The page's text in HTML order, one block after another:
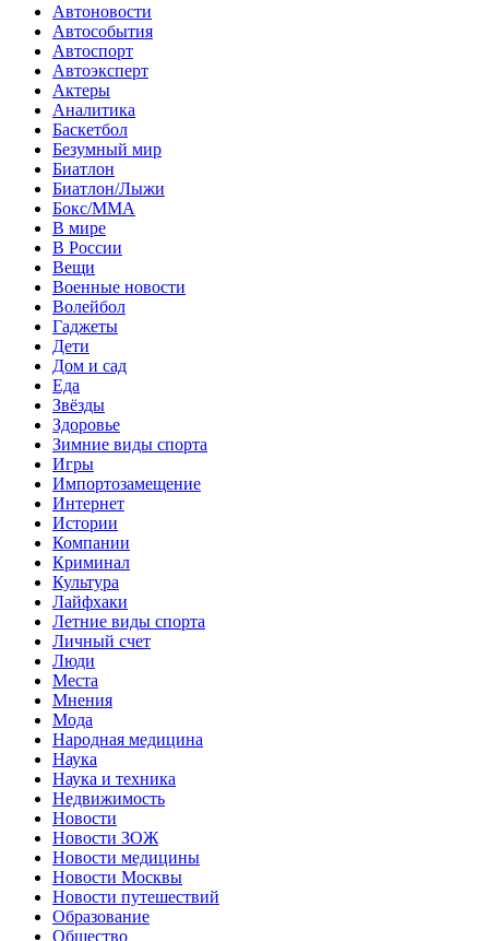
Автоновости
Автособытия
Автоспорт
Автоэксперт
Актеры
Аналитика
Баскетбол
Безумный мир
Биатлон
Биатлон/Лыжи
Бокс/MMA
В мире
В России
Вещи
Военные новости
Волейбол
Гаджеты
Дети
Дом и сад
Еда
Звёзды
Здоровье
Зимние виды спорта
Игры
Импортозамещение
Интернет
Истории
Компании
Криминал
Культура
Лайфхаки
Летние виды спорта
Личный счет
Люди
Места
Мнения
Мода
Народная медицина
Наука
Наука и техника
Недвижимость
Новости
Новости ЗОЖ
Новости медицины
Новости Москвы
Новости путешествий
Образование
Общество